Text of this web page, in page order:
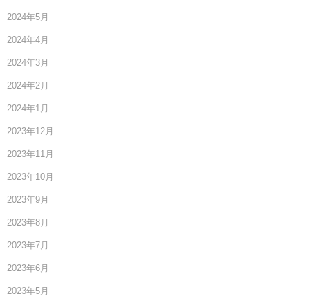
2024年5月
2024年4月
2024年3月
2024年2月
2024年1月
2023年12月
2023年11月
2023年10月
2023年9月
2023年8月
2023年7月
2023年6月
2023年5月